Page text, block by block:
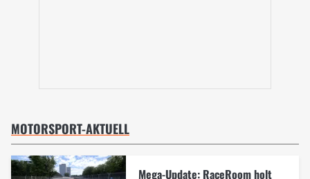
MOTORSPORT-AKTUELL
Mega-Update: RaceRoom holt